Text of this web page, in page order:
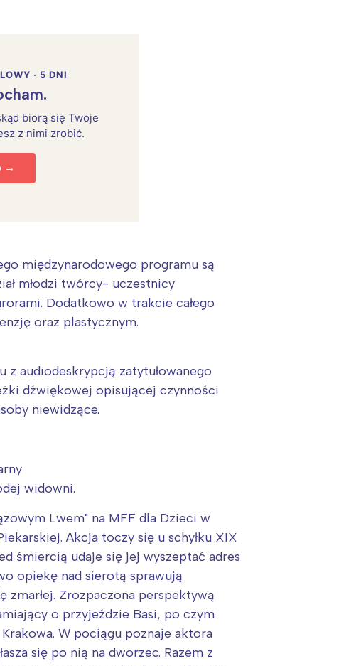
· 5 DNI
biorą się Twoje
z nimi zrobić.
→
międzynarodowego programu są
młodzi twórcy- uczestnicy
Dodatkowo w trakcie całego
oraz plastycznym.
audiodeskrypcją zatytułowanego
dźwiękowej opisującej czynności
niewidzące.
widowni.
Lwem" na MFF dla Dzieci w
Akcja toczy się u schyłku XIX
śmiercią udaje się jej wyszeptać adres
opiekę nad sierotą sprawują
zmarłej. Zrozpaczona perspektywą
o przyjeździe Basi, po czym
W pociągu poznaje aktora
się po nią na dworzec. Razem z